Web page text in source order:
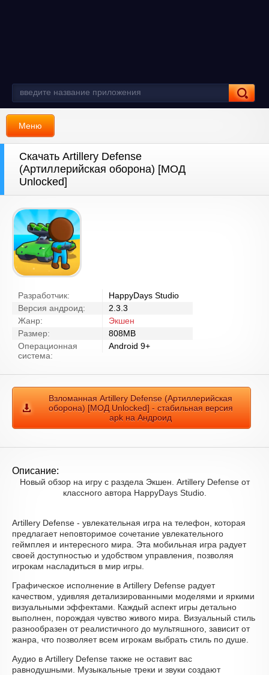
Меню
Скачать Artillery Defense
(Артиллерийская оборона) [МОД
Unlocked]
Разработчик:
HappyDays Studio
Версия андроид:
2.3.3
Жанр:
Экшен
Размер:
808MB
Операционная
система:
Android 9+
Взломанная Artillery Defense (Артиллерийская
оборона) [МОД Unlocked] - стабильная версия
apk на Андроид
Описание:
Новый обзор на игру с раздела Экшен. Artillery Defense от
классного автора HappyDays Studio.
Artillery Defense - увлекательная игра на телефон, которая
предлагает неповторимое сочетание увлекательного
геймплея и интересного мира. Эта мобильная игра радует
своей доступностью и удобством управления, позволяя
игрокам насладиться в мир игры.
Графическое исполнение в Artillery Defense радует
качеством, удивляя детализированными моделями и яркими
визуальными эффектами. Каждый аспект игры детально
выполнен, порождая чувство живого мира. Визуальный стиль
разнообразен от реалистичного до мультяшного, зависит от
жанра, что позволяет всем игрокам выбрать стиль по душе.
Аудио в Artillery Defense также не оставит вас
равнодушными. Музыкальные треки и звуки создают